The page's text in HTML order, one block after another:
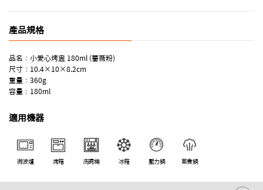
產品規格
品名：小愛心烤盅 180ml (薔薇粉)
尺寸：10.4×10×8.2cm
重量：360g
容量：180ml
適用機器
微波爐 烤箱 洗碗機 冰箱 壓力鍋 蒸煮鍋